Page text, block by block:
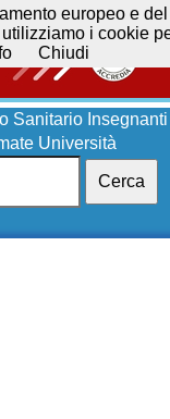
Sanitario Insegnanti
Università
Cerca
europeo e
i cookie
Chiudi